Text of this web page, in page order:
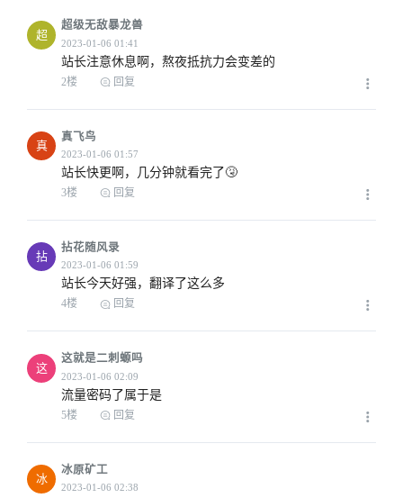
超
超级无敌暴龙兽
站长注意休息啊，熬夜抵抗力会变差的
2楼 回复
真
真飞鸟
站长快更啊，几分钟就看完了🤧
3楼 回复
拈
拈花随风录
站长今天好强，翻译了这么多
4楼 回复
这
这就是二刺螈吗
流量密码了属于是
5楼 回复
冰
冰原矿工